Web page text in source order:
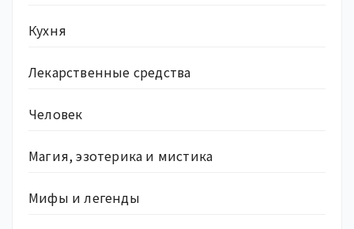
Кухня
Лекарственные средства
Человек
Магия, эзотерика и мистика
Мифы и легенды